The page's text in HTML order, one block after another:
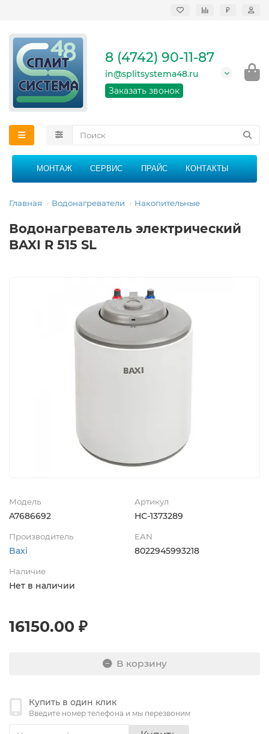
₽
кондиционеров в
области
График работы: 9:00 -
21:00 без перерыва и
8 (4742) 90-11-87
in@splitsystema48.ru
Заказать звонок
МОНТАЖ СЕРВИС ПРАЙС КОНТАКТЫ
Главная Водонагреватели Накопительные
Водонагреватель электрический
BAXI R 515 SL
Модель
A7686692
Артикул
НС-1373289
Производитель
Baxi
EAN
8022945993218
Наличие
Нет в наличии
16150.00 ₽
В корзину
Купить в один клик
Введите номер телефона и мы перезвоним